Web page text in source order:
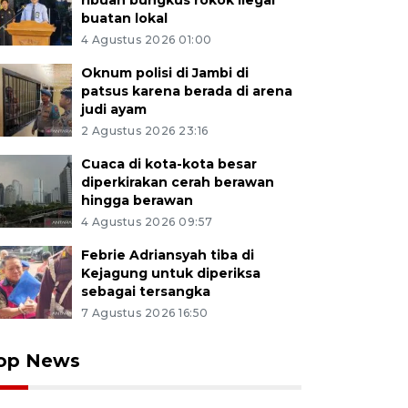
buatan lokal
4 Agustus 2026 01:00
Oknum polisi di Jambi di
patsus karena berada di arena
judi ayam
2 Agustus 2026 23:16
Cuaca di kota-kota besar
diperkirakan cerah berawan
hingga berawan
4 Agustus 2026 09:57
Febrie Adriansyah tiba di
Kejagung untuk diperiksa
sebagai tersangka
7 Agustus 2026 16:50
News